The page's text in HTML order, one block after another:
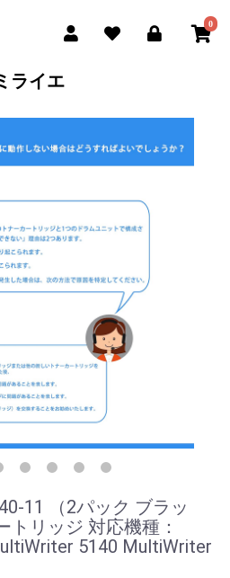
0
ライエ
11 （2パック ブラッ
トリッジ 対応機種：
5140 MultiWriter